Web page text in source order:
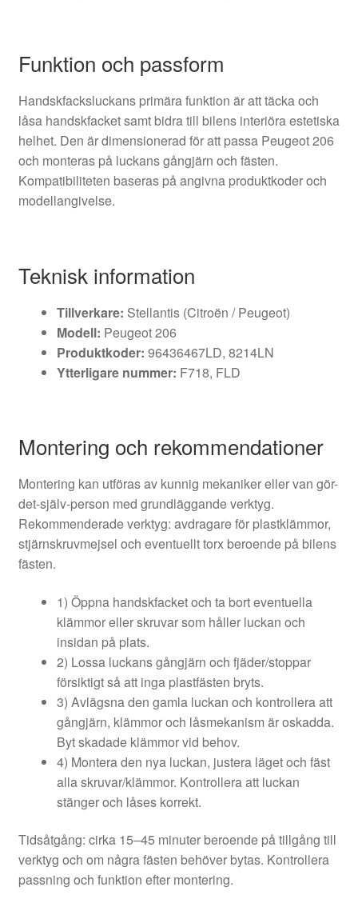
Funktion och passform
Handskfacksluckans primära funktion är att täcka och
låsa handskfacket samt bidra till bilens interiöra estetiska
helhet. Den är dimensionerad för att passa Peugeot 206
och monteras på luckans gångjärn och fästen.
Kompatibiliteten baseras på angivna produktkoder och
modellangivelse.
Teknisk information
Tillverkare: Stellantis (Citroën / Peugeot)
Modell: Peugeot 206
Produktkoder: 96436467LD, 8214LN
Ytterligare nummer: F718, FLD
Montering och rekommendationer
Montering kan utföras av kunnig mekaniker eller van gör-
det-själv-person med grundläggande verktyg.
Rekommenderade verktyg: avdragare för plastklämmor,
stjärnskruvmejsel och eventuellt torx beroende på bilens
fästen.
1) Öppna handskfacket och ta bort eventuella
klämmor eller skruvar som håller luckan och
insidan på plats.
2) Lossa luckans gångjärn och fjäder/stoppar
försiktigt så att inga plastfästen bryts.
3) Avlägsna den gamla luckan och kontrollera att
gångjärn, klämmor och låsmekanism är oskadda.
Byt skadade klämmor vid behov.
4) Montera den nya luckan, justera läget och fäst
alla skruvar/klämmor. Kontrollera att luckan
stänger och låses korrekt.
Tidsåtgång: cirka 15–45 minuter beroende på tillgång till
verktyg och om några fästen behöver bytas. Kontrollera
passning och funktion efter montering.